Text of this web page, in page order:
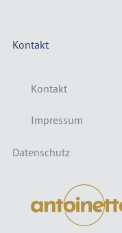
Kontakt
Kontakt
Impressum
Datenschutz